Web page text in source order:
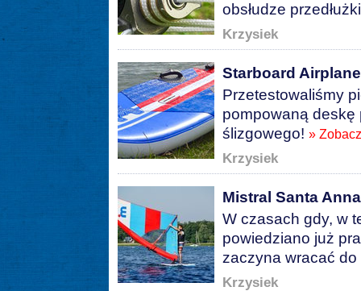
obsłudze
Krzysiek
Starboard
Przetestowaliśmy
pompowaną deskę
ślizgowego! »
Krzysiek
Mistral Santa
W czasach gdy, w
powiedziano już
zaczyna wracać
Krzysiek